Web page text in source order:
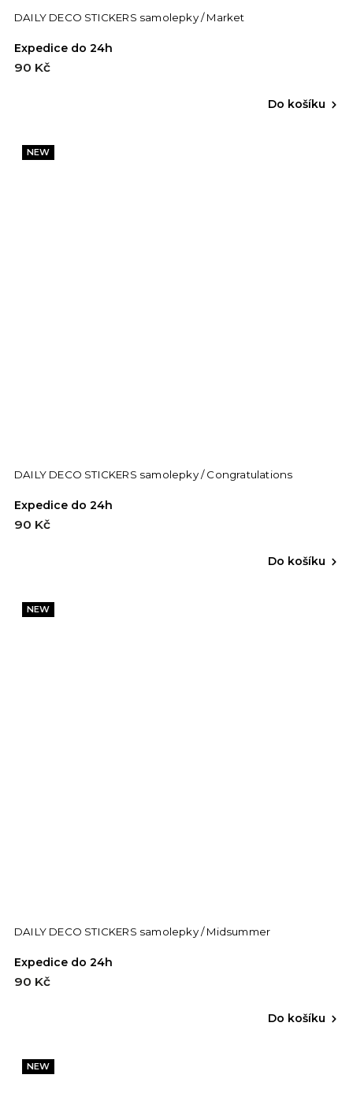
DAILY DECO STICKERS samolepky / Market
Expedice do 24h
90 Kč
Do košíku
NEW
DAILY DECO STICKERS samolepky / Congratulations
Expedice do 24h
90 Kč
Do košíku
NEW
DAILY DECO STICKERS samolepky / Midsummer
Expedice do 24h
90 Kč
Do košíku
NEW